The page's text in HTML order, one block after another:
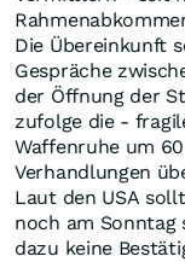
Die Übereinkunft
Gespräche
der Öffnung der
zufolge die -
Waffenruhe um
Verhandlungen
Laut den USA
noch am Sonntag
dazu keine